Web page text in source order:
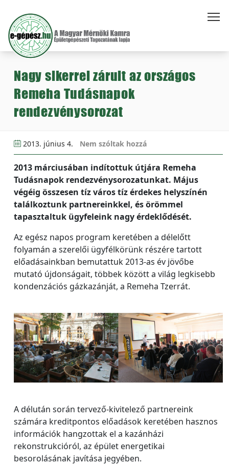
Nagy sikerrel zárult az országos
Remeha Tudásnapok
rendezvénysorozat
2013. június 4. Nem szóltak hozzá
2013 márciusában indítottuk útjára Remeha
Tudásnapok rendezvénysorozatunkat. Május
végéig összesen tíz város tíz érdekes helyszínén
találkoztunk partnereinkkel, és örömmel
tapasztaltuk ügyfeleink nagy érdeklődését.
Az egész napos program keretében a délelőtt
folyamán a szerelői ügyfélkörünk részére tartott
előadásainkban bemutattuk 2013-as év jövőbe
mutató újdonságait, többek között a világ legkisebb
kondenzációs gázkazánját, a Remeha Tzerrát.
A délután során tervező-kivitelező partnereink
számára kreditpontos előadások keretében hasznos
információk hangzottak el a kazánházi
rekonstrukcióról, az épület energetikai
besorolásának javítása jegyében.